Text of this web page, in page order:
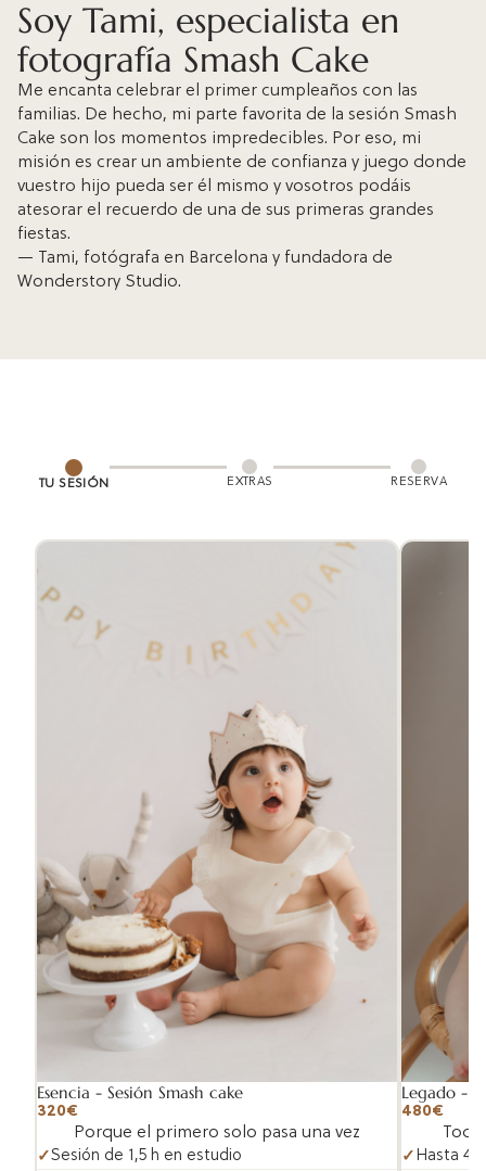
Soy Tami, especialista en
fotografía Smash Cake
Me encanta celebrar el primer cumpleaños con las
familias. De hecho, mi parte favorita de la sesión Smash
Cake son los momentos impredecibles. Por eso, mi
misión es crear un ambiente de confianza y juego donde
vuestro hijo pueda ser él mismo y vosotros podáis
atesorar el recuerdo de una de sus primeras grandes
fiestas.
— Tami, fotógrafa en Barcelona y fundadora de
Wonderstory Studio.
TU SESIÓN EXTRAS RESERVA
Esencia - Sesión Smash cake
320€
Porque el primero solo pasa una vez
Sesión de 1,5 h en estudio
Legado -
480€
Hasta 4